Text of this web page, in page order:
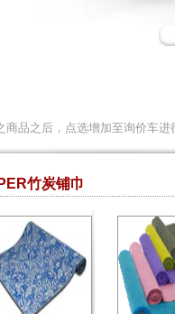
商品之后，点选增加至询价车进
竹炭铺巾